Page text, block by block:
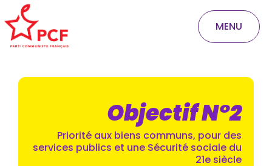
MENU
Objectif N°2
Priorité aux biens communs, pour des
services publics et une Sécurité sociale du
21e siècle